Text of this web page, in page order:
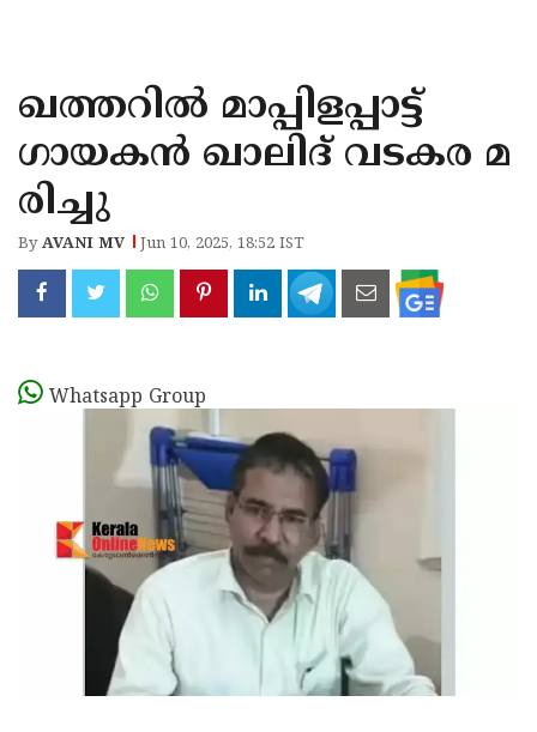
KANNUR
KASARAGOD
ഖത്തറിൽ മാപ്പിളപ്പാട്ട് ​
ഗായകൻ ഖാലിദ് വടകര മ
രിച്ചു
ByAVANI MV Jun 10, 2025, 18:52 IST
Whatsapp Group